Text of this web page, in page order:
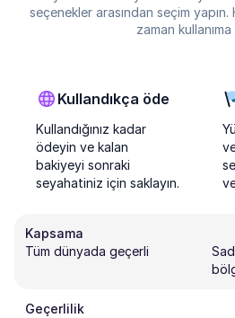
seçenekler arasından seçim
zaman kullanıma
Kullandıkça öde
Kullandığınız kadar
ödeyin ve kalan
bakiyeyi sonraki
seyahatiniz için saklayın.
Kapsama
Tüm dünyada geçerli
Geçerlilik